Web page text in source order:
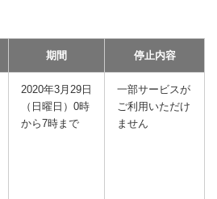
期間 停止内容
2020年3月29日
（日曜日）0時
から7時まで
一部サービスが
ご利用いただけ
ません